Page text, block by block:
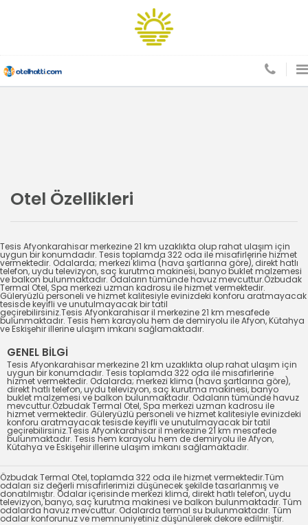
Otel Özellikleri
Tesis Afyonkarahisar merkezine 21 km uzaklıkta olup rahat ulaşım için
uygun bir konumdadır. Tesis toplamda 322 oda ile misafirlerine hizmet
vermektedir. Odalarda; merkezi klima (hava şartlarına göre), direkt hatlı
telefon, uydu televizyon, saç kurutma makinesi, banyo buklet malzemesi
ve balkon bulunmaktadır. Odaların tümünde havuz mevcuttur.Özbudak
Termal Otel, Spa merkezi uzman kadrosu ile hizmet vermektedir.
Güleryüzlü personeli ve hizmet kalitesiyle evinizdeki konforu aratmayacak
tesisde keyifli ve unutulmayacak bir tatil
geçirebilirsiniz.Tesis Afyonkarahisar il merkezine 21 km mesafede
bulunmaktadır. Tesis hem karayolu hem de demiryolu ile Afyon, Kütahya
ve Eskişehir illerine ulaşım imkanı sağlamaktadır.
GENEL BİLGİ
Tesis Afyonkarahisar merkezine 21 km uzaklıkta olup rahat ulaşım için
uygun bir konumdadır. Tesis toplamda 322 oda ile misafirlerine
hizmet vermektedir. Odalarda; merkezi klima (hava şartlarına göre),
direkt hatlı telefon, uydu televizyon, saç kurutma makinesi, banyo
buklet malzemesi ve balkon bulunmaktadır. Odaların tümünde havuz
mevcuttur.Özbudak Termal Otel, Spa merkezi uzman kadrosu ile
hizmet vermektedir. Güleryüzlü personeli ve hizmet kalitesiyle evinizdeki
konforu aratmayacak tesisde keyifli ve unutulmayacak bir tatil
geçirebilirsiniz.Tesis Afyonkarahisar il merkezine 21 km mesafede
bulunmaktadır. Tesis hem karayolu hem de demiryolu ile Afyon,
Kütahya ve Eskişehir illerine ulaşım imkanı sağlamaktadır.
Özbudak Termal Otel, toplamda 322 oda ile hizmet vermektedir.Tüm
odaları siz değerli misafirlerimizi düşünecek şekilde tasarlanmış ve
donatılmıştır. Odalar içerisinde merkezi klima, direkt hatlı telefon, uydu
televizyon, banyo, saç kurutma makinesi ve balkon bulunmaktadır. Tüm
odalarda havuz mevcuttur. Odalarda termal su bulunmaktadır. Tüm
odalar konforunuz ve memnuniyetiniz düşünülerek dekore edilmiştir.